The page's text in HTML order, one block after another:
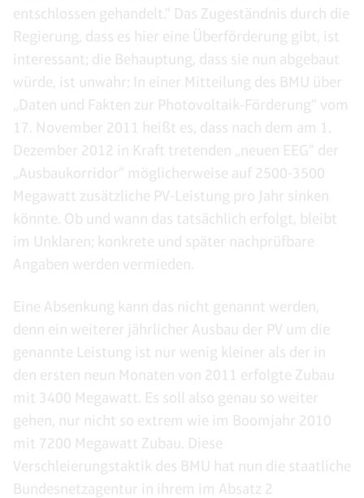
entschlossen gehandelt.“ Das Zugeständnis durch die
Regierung, dass es hier eine Überförderung gibt, ist
interessant; die Behauptung, dass sie nun abgebaut
würde, ist unwahr: In einer Mitteilung des BMU über
„Daten und Fakten zur Photovoltaik-Förderung“ vom
17. November 2011 heißt es, dass nach dem am 1.
Dezember 2012 in Kraft tretenden „neuen EEG“ der
„Ausbaukorridor“ möglicherweise auf 2500-3500
Megawatt zusätzliche PV-Leistung pro Jahr sinken
könnte. Ob und wann das tatsächlich erfolgt, bleibt
im Unklaren; konkrete und später nachprüfbare
Angaben werden vermieden.
Eine Absenkung kann das nicht genannt werden,
denn ein weiterer jährlicher Ausbau der PV um die
genannte Leistung ist nur wenig kleiner als der in
den ersten neun Monaten von 2011 erfolgte Zubau
mit 3400 Megawatt. Es soll also genau so weiter
gehen, nur nicht so extrem wie im Boomjahr 2010
mit 7200 Megawatt Zubau. Diese
Verschleierungstaktik des BMU hat nun die staatliche
Bundesnetzagentur in ihrem im Absatz 2